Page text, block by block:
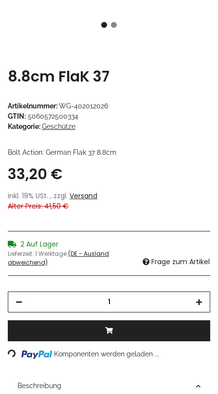
8.8cm FlaK 37
Artikelnummer:WG-402012026
GTIN: 5060572500334
Kategorie:Geschütze
Bolt Action: German Flak 37 8.8cm
33,20 €
inkl. 19% USt. , zzgl. Versand
Alter Preis: 41,50 €
2 Auf Lager
Lieferzeit: 1 Werktage(DE - Ausland
abweichend)
Frage zum Artikel
Loading... Komponenten werden geladen ...
Beschreibung